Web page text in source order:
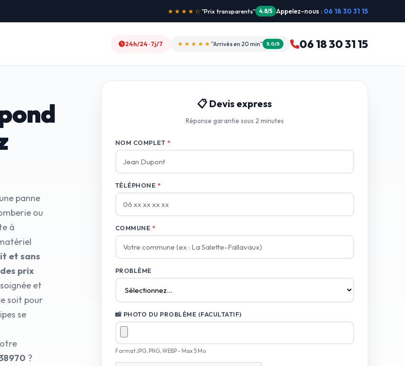
★★★★★ "Intervention dimanche" 5.0/5 Appelez-nous : 06 18 30 31 15
24h/24 · 7j/7 ★★★★★ "Arrivés en 20 min" 5.0/5 06 18 30 31 15
panne
ou
à
et sans
prix
et
soit pour
se
?
📋 Devis express
Réponse garantie sous 2 minutes
NOM COMPLET *
TÉLÉPHONE *
COMMUNE *
PROBLÈME
📸 PHOTO DU PROBLÈME (FACULTATIF)
Format JPG, PNG, WEBP - Max 5 Mo